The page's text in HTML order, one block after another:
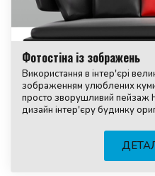
Фотостіна із зображень
Використання в інтер'єрі
зображенням улюблених
просто зворушливий пейзаж
дизайн інтер'єру будинку